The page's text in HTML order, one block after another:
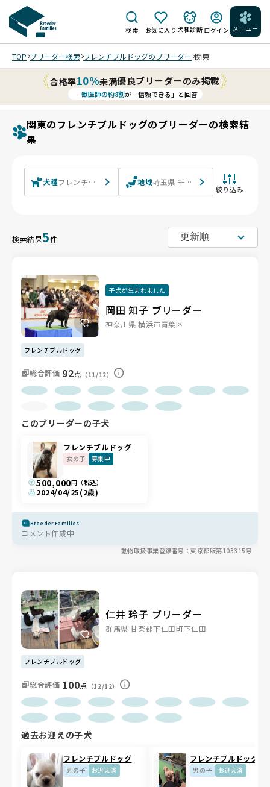
検索 お気に入り 犬種診断 ログイン メニュー
TOP ブリーダー検索 フレンチブルドッグのブリーダー 関東
合格率10%未満優良ブリーダーのみ掲載
獣医師の約8割が「信頼できる」と回答
関東のフレンチブルドッグのブリーダーの検索結
果
犬種フレンチブルドッグ 地域埼玉県 千葉県 東京都 神奈川県
絞り込み
検索結果5件
子犬が生まれました
岡田 知子 ブリーダー
神奈川県 横浜市青葉区
フレンチブルドッグ
総合評価 92点 （11/12）
このブリーダーの子犬
フレンチブルドッグ
女の子 募集中
500,000円（税込）
2024/04/25(2歳)
Breeder Families
コメント作成中
動物取扱事業登録番号：東京都販第103315号
仁井 玲子 ブリーダー
群馬県 甘楽郡下仁田町下仁田
フレンチブルドッグ
総合評価 100点 （12/12）
過去お迎えの子犬
フレンチブルドッグ
男の子 お迎え済
フレンチブルドッグ
男の子 お迎え済